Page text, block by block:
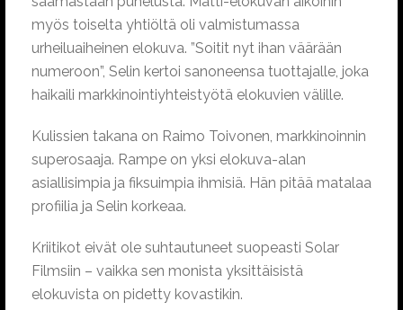
myös toiselta yhtiöltä oli valmistumassa
urheiluaiheinen elokuva. ”Soitit nyt ihan väärään
numeroon”, Selin kertoi sanoneensa tuottajalle, joka
haikaili markkinointiyhteistyötä elokuvien välille.
Kulissien takana on Raimo Toivonen, markkinoinnin
superosaaja. Rampe on yksi elokuva-alan
asiallisimpia ja fiksuimpia ihmisiä. Hän pitää matalaa
profiilia ja Selin korkeaa.
Kriitikot eivät ole suhtautuneet suopeasti Solar
Filmsiin – vaikka sen monista yksittäisistä
elokuvista on pidetty kovastikin.